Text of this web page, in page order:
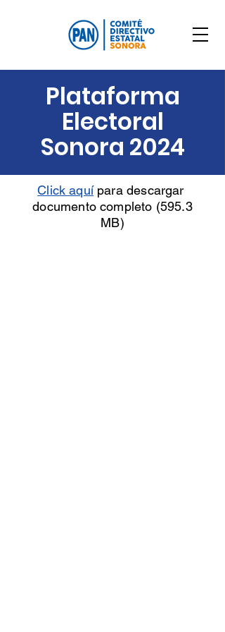
Plataforma
Electoral
Sonora 2024
Click aquípara descargar
documento completo (595.3
MB)